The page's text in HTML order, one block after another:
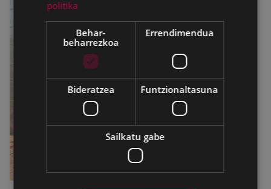
politika
Behar-
beharrezkoa
Errendimendua
Bideratzea Funtzionaltasuna
Sailkatu gabe